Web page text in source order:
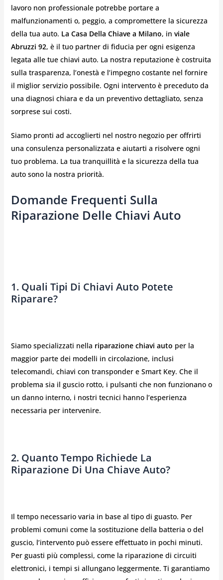
lavoro non professionale potrebbe portare a
malfunzionamenti o, peggio, a compromettere la sicurezza
della tua auto. La Casa Della Chiave a Milano, in viale
Abruzzi 92, è il tuo partner di fiducia per ogni esigenza
legata alle tue chiavi auto. La nostra reputazione è costruita
sulla trasparenza, l’onestà e l’impegno costante nel fornire
il miglior servizio possibile. Ogni intervento è preceduto da
una diagnosi chiara e da un preventivo dettagliato, senza
sorprese sui costi.
Siamo pronti ad accoglierti nel nostro negozio per offrirti
una consulenza personalizzata e aiutarti a risolvere ogni
tuo problema. La tua tranquillità e la sicurezza della tua
auto sono la nostra priorità.
Domande Frequenti Sulla
Riparazione Delle Chiavi Auto
1. Quali Tipi Di Chiavi Auto Potete
Riparare?
Siamo specializzati nella riparazione chiavi auto per la
maggior parte dei modelli in circolazione, inclusi
telecomandi, chiavi con transponder e Smart Key. Che il
problema sia il guscio rotto, i pulsanti che non funzionano o
un danno interno, i nostri tecnici hanno l’esperienza
necessaria per intervenire.
2. Quanto Tempo Richiede La
Riparazione Di Una Chiave Auto?
Il tempo necessario varia in base al tipo di guasto. Per
problemi comuni come la sostituzione della batteria o del
guscio, l’intervento può essere effettuato in pochi minuti.
Per guasti più complessi, come la riparazione di circuiti
elettronici, i tempi si allungano leggermente. Ti garantiamo